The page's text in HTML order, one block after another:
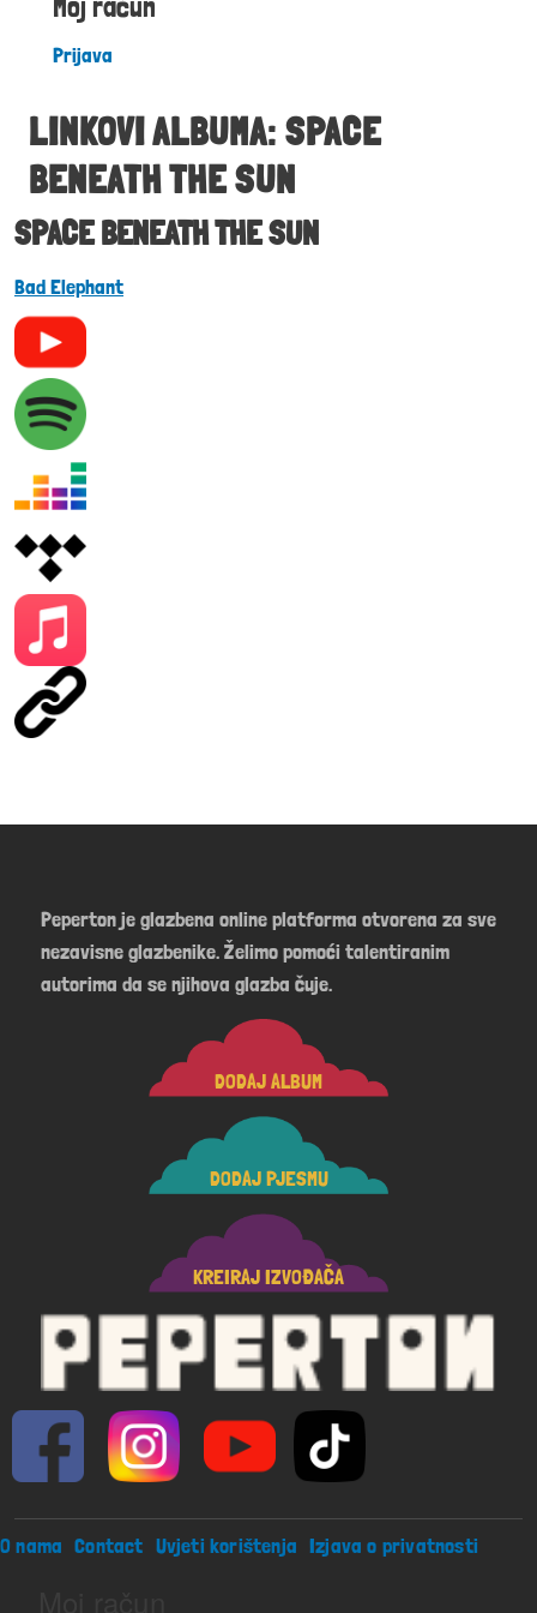
Prijava
LINKOVI ALBUMA: SPACE
BENEATH THE SUN
SPACE BENEATH THE SUN
Bad Elephant
Peperton je glazbena online platforma otvorena za sve
nezavisne glazbenike. Želimo pomoći talentiranim
autorima da se njihova glazba čuje.
DODAJ ALBUM
DODAJ PJESMU
KREIRAJ IZVOĐAČA
Footer menu
O nama Contact Uvjeti korištenja Izjava o privatnosti